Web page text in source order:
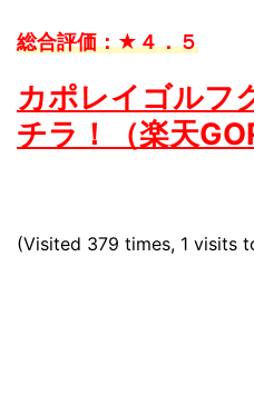
総合評価：★４．５
カポレイゴルフ
チラ！（楽天
(Visited 379 times, 1 visits